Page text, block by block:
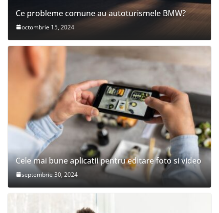
Ce probleme comune au autoturismele BMW?
octombrie 15, 2024
Cele mai bune aplicatii pentru editare foto si video
septembrie 30, 2024